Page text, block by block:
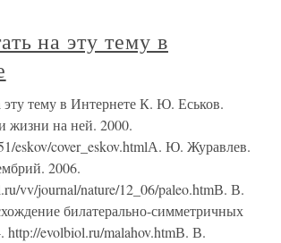
на эту тему в
эту тему в Интернете К. Ю. Еськов.
жизни на ней. 2000.
eskov/cover_eskov.htmlА. Ю. Журавлев.
2006.
vv/journal/nature/12_06/paleo.htmВ. В.
билатерально-симметричных
evolbiol.ru/malahov.htmВ. В.